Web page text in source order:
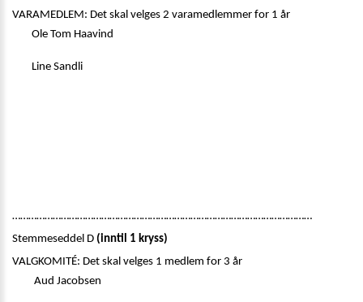
VARAMEDLEM: Det skal velges 2 varamedlemmer for 1 år
Ole Tom Haavind
Line Sandli
…………………………………………………………………………………………………
Stemmeseddel D (inntil 1 kryss)
VALGKOMITÉ: Det skal velges 1 medlem for 3 år
Aud Jacobsen